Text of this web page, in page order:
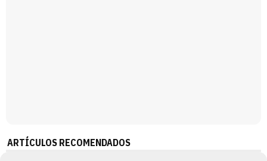
ARTÍCULOS RECOMENDADOS